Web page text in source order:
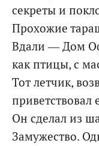
секреты и
Прохожие
Вдали — Дом
как птицы, с
Тот летчик,
приветствовал
Он сделал из
Замужество.